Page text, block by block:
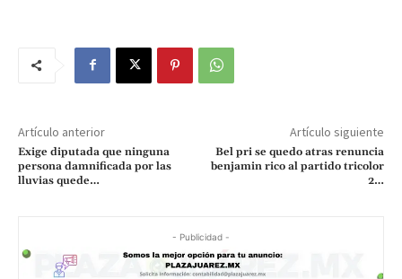
Artículo anterior
Exige diputada que ninguna
persona damnificada por las
lluvias quede…
Artículo siguiente
Bel pri se quedo atras renuncia
benjamin rico al partido tricolor
2…
- Publicidad -